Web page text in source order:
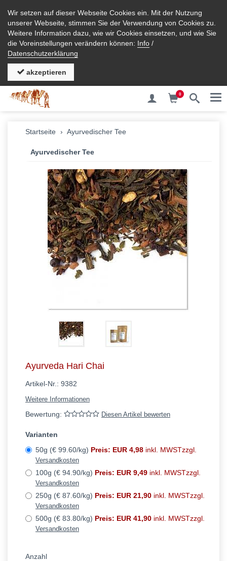
Wir setzen auf dieser Webseite Cookies ein. Mit der Nutzung
unserer Webseite, stimmen Sie der Verwendung von Cookies zu.
Weitere Information dazu, wie wir Cookies einsetzen, und wie Sie
die Voreinstellungen verändern können: Info /
Datenschutzerklärung
akzeptieren
0
Startseite Ayurvedischer Tee
Ayurvedischer Tee
Ayurveda Hari Chai
Artikel-Nr.: 9382
Weitere Informationen
Bewertung: Diesen Artikel bewerten
Varianten
50g (€ 99.60/kg) Preis: EUR 4,98 inkl. MWSTzzgl.
Versandkosten
100g (€ 94.90/kg) Preis: EUR 9,49 inkl. MWSTzzgl.
Versandkosten
250g (€ 87.60/kg) Preis: EUR 21,90 inkl. MWSTzzgl.
Versandkosten
500g (€ 83.80/kg) Preis: EUR 41,90 inkl. MWSTzzgl.
Versandkosten
Anzahl